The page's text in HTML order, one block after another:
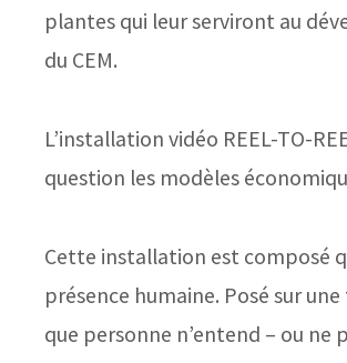
plantes qui leur serviront au
du CEM.
L’installation vidéo REEL-TO-
question les modèles
Cette installation est composé
présence humaine. Posé sur
que personne n’entend – ou ne